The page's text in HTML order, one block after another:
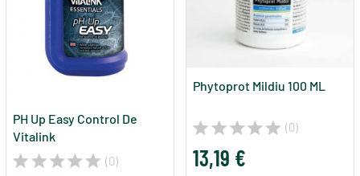
PH Up Easy Control De
Vitalink
(0)
Phytoprot Mildiu 100 ML
(0)
13,19 €